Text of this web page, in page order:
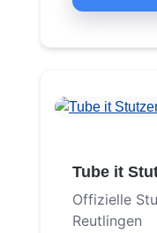
Tube it
Offizielle
Reutlingen